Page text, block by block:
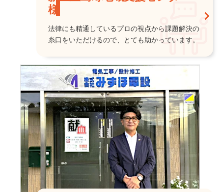
様
法律にも精通しているプロの視点から課題解決の
糸口をいただけるので、とても助かっています。